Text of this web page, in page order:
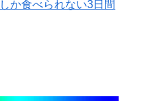
か食べられない3日間